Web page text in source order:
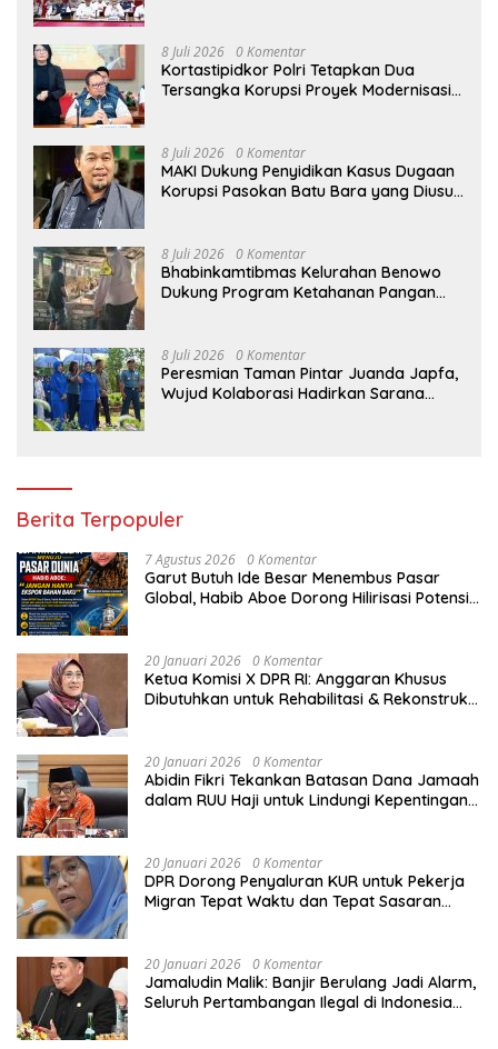
8 Juli 2026 0 Komentar
Kortastipidkor Polri Tetapkan Dua
Tersangka Korupsi Proyek Modernisasi
8 Juli 2026 0 Komentar
MAKI Dukung Penyidikan Kasus Dugaan
Korupsi Pasokan Batu Bara yang Diusut
8 Juli 2026 0 Komentar
Bhabinkamtibmas Kelurahan Benowo
Dukung Program Ketahanan Pangan
8 Juli 2026 0 Komentar
Peresmian Taman Pintar Juanda Japfa,
Wujud Kolaborasi Hadirkan Sarana
Berita Terpopuler
7 Agustus 2026 0 Komentar
Garut Butuh Ide Besar Menembus Pasar
Global, Habib Aboe Dorong Hilirisasi Potensi
20 Januari 2026 0 Komentar
Ketua Komisi X DPR RI: Anggaran Khusus
Dibutuhkan untuk Rehabilitasi & Rekonstruksi
20 Januari 2026 0 Komentar
Abidin Fikri Tekankan Batasan Dana Jamaah
dalam RUU Haji untuk Lindungi Kepentingan
20 Januari 2026 0 Komentar
DPR Dorong Penyaluran KUR untuk Pekerja
Migran Tepat Waktu dan Tepat Sasaran
20 Januari 2026 0 Komentar
Jamaludin Malik: Banjir Berulang Jadi Alarm,
Seluruh Pertambangan Ilegal di Indonesia